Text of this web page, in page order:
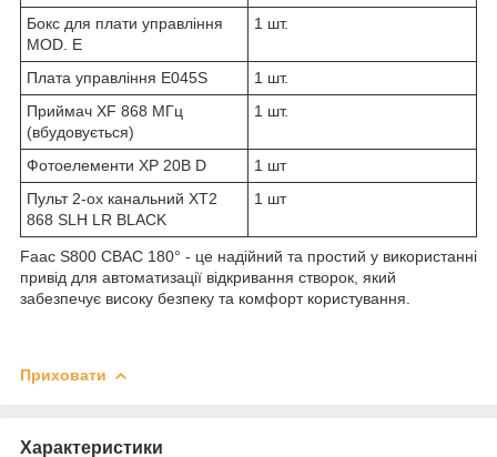
Бокс для плати управління
MOD. E
1 шт.
Плата управління E045S
1 шт.
Приймач XF 868 МГц
(вбудовується)
1 шт.
Фотоелементи XP 20B D
1 шт
Пульт 2-ох канальний XT2
868 SLH LR BLACK
1 шт
Faac S800 CBAC 180° - це надійний та простий у використанні
привід для автоматизації відкривання створок, який
забезпечує високу безпеку та комфорт користування.
Приховати
Характеристики